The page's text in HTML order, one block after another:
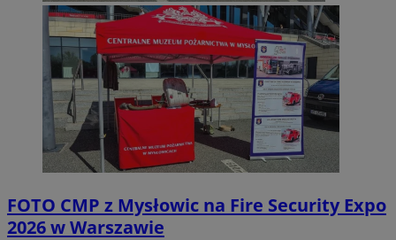
FOTO CMP z Mysłowic na Fire Security Expo
2026 w Warszawie